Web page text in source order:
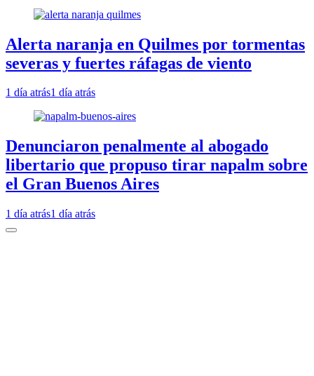
Alerta naranja en Quilmes por tormentas
severas y fuertes ráfagas de viento
1 día atrás1 día atrás
Denunciaron penalmente al abogado
libertario que propuso tirar napalm sobre
el Gran Buenos Aires
1 día atrás1 día atrás